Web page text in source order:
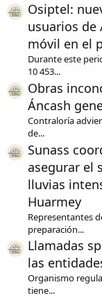
Osiptel:
usuarios de
móvil en el
Durante este
10 453...
Obras
Áncash
Contraloría
de...
Sunass
asegurar el
lluvias
Huarmey
Representantes
preparación...
Llamadas
las
Organismo
tiene...